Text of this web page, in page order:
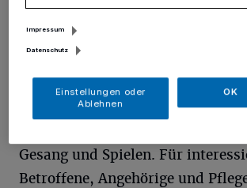
A b dem 9. Februar 2026
Türen an jedem Montag
Gesang und Spielen. Für
Betroffene, Angehörige und
Impressum
Datenschutz
Einstellungen oder
Ablehnen
OK